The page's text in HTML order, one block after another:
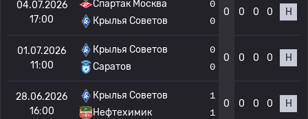
04.07.2026
17:00
Спартак Москва
Крылья Советов
0
0
0 0 0 0 Н
01.07.2026
11:00
Крылья Советов
Саратов
0
0
0 0 0 0 Н
28.06.2026
16:00
Крылья Советов
Нефтехимик
1
1
0 0 0 0 Н